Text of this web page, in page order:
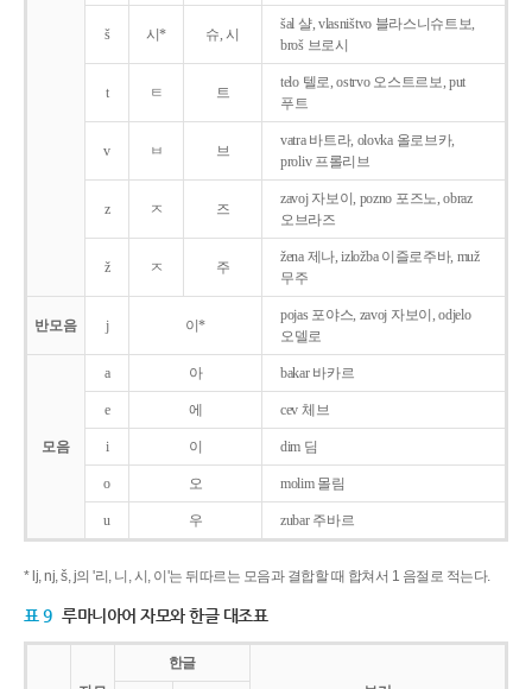
š 시* 슈, 시
šal 샬, vlasništvo 블라스니슈트보,
broš 브로시
t ㅌ 트
telo 텔로, ostrvo 오스트르보, put
푸트
v ㅂ 브
vatra 바트라, olovka 올로브카,
proliv 프롤리브
z ㅈ 즈
zavoj 자보이, pozno 포즈노, obraz
오브라즈
ž ㅈ 주
žena 제나, izložba 이즐로주바, muž
무주
반모음 j 이*
pojas 포야스, zavoj 자보이, odjelo
오델로
모음
a 아 bakar 바카르
e 에 cev 체브
i 이 dim 딤
o 오 molim 몰림
u 우 zubar 주바르
* lj, nj, š, j의 '리, 니, 시, 이'는 뒤따르는 모음과 결합할 때 합쳐서 1 음절로 적는다.
표 9 루마니아어 자모와 한글 대조표
한글